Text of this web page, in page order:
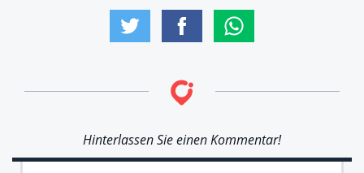
Hinterlassen Sie einen Kommentar!